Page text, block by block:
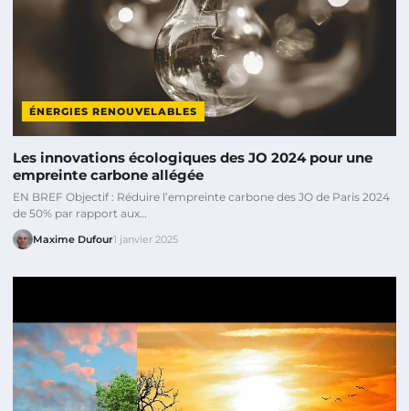
ÉNERGIES RENOUVELABLES
Les innovations écologiques des JO 2024 pour une
empreinte carbone allégée
EN BREF Objectif : Réduire l’empreinte carbone des JO de Paris 2024
de 50% par rapport aux…
Maxime Dufour1 janvier 2025